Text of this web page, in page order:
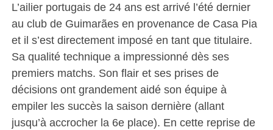
L’ailier portugais de 24 ans est arrivé l’été dernier
au club de Guimarães en provenance de Casa Pia
et il s’est directement imposé en tant que titulaire.
Sa qualité technique a impressionné dès ses
premiers matchs. Son flair et ses prises de
décisions ont grandement aidé son équipe à
empiler les succès la saison dernière (allant
jusqu’à accrocher la 6e place). En cette reprise de